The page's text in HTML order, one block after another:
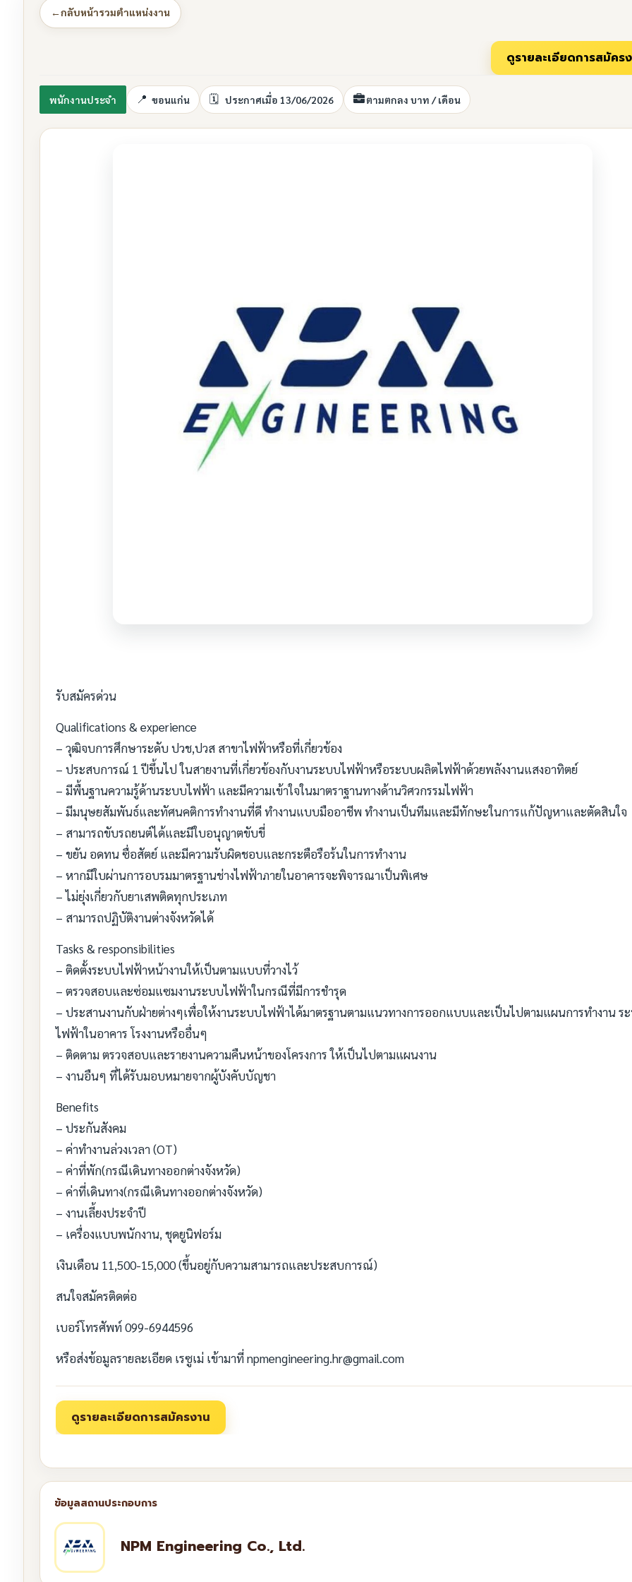
←กลับหน้ารวมตำแหน่งงาน
พนักงานประจำ ขอนแก่น ประกาศเมื่อ 13/06/2026 ตามตกลง บาท / เดือน
รับสมัครด่วน
Qualifications & experience
– วุฒิจบการศึกษาระดับ ปวช,ปวส สาขาไฟฟ้าหรือที่เกี่ยวข้อง
– ประสบการณ์ 1 ปีขึ้นไป ในสายงานที่เกี่ยวข้องกับงานระบบไฟฟ้าหรือระบบผลิตไฟฟ้าด้วยพลังงานแสงอาทิตย์
– มีพื้นฐานความรู้ด้านระบบไฟฟ้า และมีความเข้าใจในมาตราฐานทางด้านวิศวกรรมไฟฟ้า
– มีมนุษยสัมพันธ์และทัศนคติการทำงานที่ดี ทำงานแบบมืออาชีพ ทำงานเป็นทีมและมีทักษะในการแก้ปัญหาและตัดสินใจ
– สามารถขับรถยนต์ได้และมีใบอนุญาตขับขี่
– ขยัน อดทน ซื่อสัตย์ และมีความรับผิดชอบและกระตือรือร้นในการทำงาน
– หากมีใบผ่านการอบรมมาตรฐานช่างไฟฟ้าภายในอาคารจะพิจารณาเป็นพิเศษ
– ไม่ยุ่งเกี่ยวกับยาเสพติดทุกประเภท
– สามารถปฏิบัติงานต่างจังหวัดได้
Tasks & responsibilities
– ติดตั้งระบบไฟฟ้าหน้างานให้เป็นตามแบบที่วางไว้
– ตรวจสอบและซ่อมแซมงานระบบไฟฟ้าในกรณีที่มีการชำรุด
– ประสานงานกับฝ่ายต่างๆเพื่อให้งานระบบไฟฟ้าได้มาตรฐานตามแนวทางการออกแบบและเป็นไปตามแผนการทำงาน ร
ไฟฟ้าในอาคาร โรงงานหรืออื่นๆ
– ติดตาม ตรวจสอบและรายงานความคืนหน้าของโครงการ ให้เป็นไปตามแผนงาน
– งานอืนๆ ที่ได้รับมอบหมายจากผู้บังคับบัญชา
Benefits
– ประกันสังคม
– ค่าทำงานล่วงเวลา (OT)
– ค่าที่พัก(กรณีเดินทางออกต่างจังหวัด)
– ค่าที่เดินทาง(กรณีเดินทางออกต่างจังหวัด)
– งานเลี้ยงประจำปี
– เครื่องแบบพนักงาน, ชุดยูนิฟอร์ม
เงินเดือน 11,500-15,000 (ขึ้นอยู่กับความสามารถและประสบการณ์)
สนใจสมัครติดต่อ
เบอร์โทรศัพท์ 099-6944596
หรือส่งข้อมูลรายละเอียด เรซูเม่ เข้ามาที่ npmengineering.hr@gmail.com
NPM Engineering Co., Ltd.